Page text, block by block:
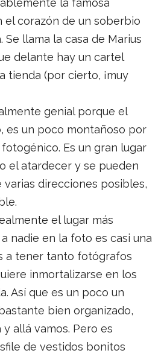
la famosa
el corazón de un soberbio
Se llama la casa de Marius
delante hay un cartel
tienda (por cierto, ¡muy
genial porque el
es un poco montañoso por
Es un gran lugar
el atardecer y se pueden
direcciones posibles,
el lugar más
nadie en la foto es casi una
a tener tanto fotógrafos
inmortalizarse en los
Así que es un poco un
bien organizado,
allá vamos. Pero es
de vestidos bonitos